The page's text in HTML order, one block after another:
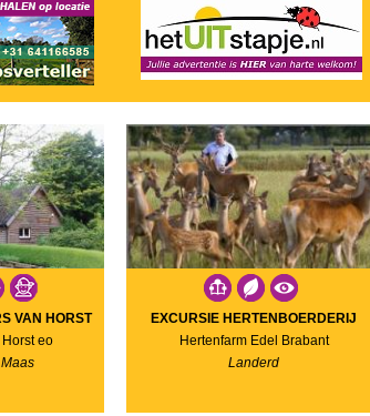
VAN HORST
eo
EXCURSIE HERTENBOERDERIJ
Hertenfarm Edel Brabant
Landerd